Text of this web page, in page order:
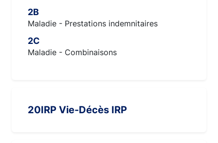
2B
Maladie - Prestations indemnitaires
2C
Maladie - Combinaisons
20IRP Vie-Décès IRP